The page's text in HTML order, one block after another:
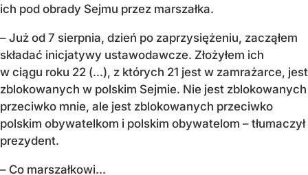
ich pod obrady Sejmu przez marszałka.
– Już od 7 sierpnia, dzień po zaprzysiężeniu, zacząłem
składać inicjatywy ustawodawcze. Złożyłem ich
w ciągu roku 22 (...), z których 21 jest w zamrażarce, jest
zblokowanych w polskim Sejmie. Nie jest zblokowanych
przeciwko mnie, ale jest zblokowanych przeciwko
polskim obywatelkom i polskim obywatelom – tłumaczył
prezydent.
– Co marszałkowi...